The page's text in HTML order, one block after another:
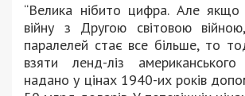
“Велика нібито цифра. Але якщо
війну з Другою світовою
паралелей стає все більше, то
взяти ленд-ліз
надано у цінах 1940-их років